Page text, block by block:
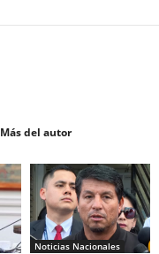
Más del autor
Noticias Nacionales